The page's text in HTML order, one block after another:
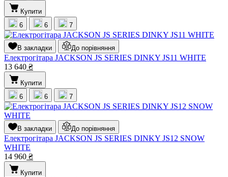
Купити
6
6 7
В закладки До порівняння
Електрогітара JACKSON JS SERIES DINKY JS11 WHITE
13 640 ₴
Купити
6
6 7
В закладки До порівняння
Електрогітара JACKSON JS SERIES DINKY JS12 SNOW
WHITE
14 960 ₴
Купити